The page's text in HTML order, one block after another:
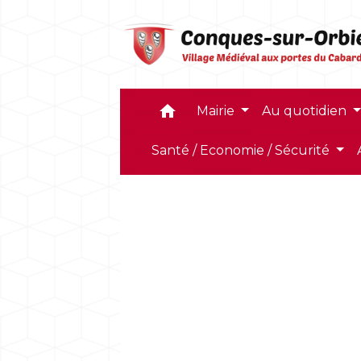
home Mairie Au quotidien
Santé / Economie / Sécurité